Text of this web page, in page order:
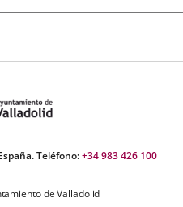
Teléfono:+34 983 426 100
de Valladolid